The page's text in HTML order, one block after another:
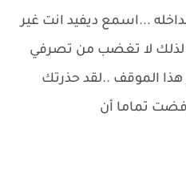
...اسمع ديفيد انت غير
لذلك لا تغضب من تصرفي
الموقف ..لقد حذرتك
تماما أن